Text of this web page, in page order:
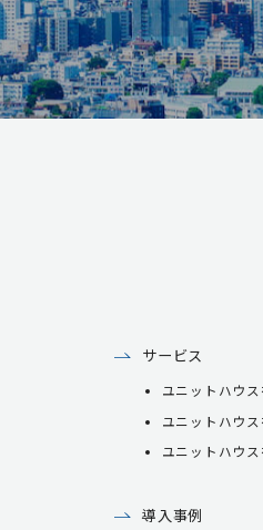
サービス
ユニットハウ
ユニットハウ
ユニットハウ
導入事例